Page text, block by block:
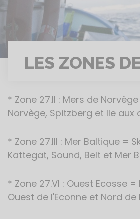
LES ZONES
* Zone 27.II : Mers de
Norvège, Spitzberg et Ile aux
* Zone 27.III : Mer Baltique =
Kattegat, Sound, Belt et Mer
* Zone 27.VI : Ouest Ecosse
Ouest de l'Econne et Nord de